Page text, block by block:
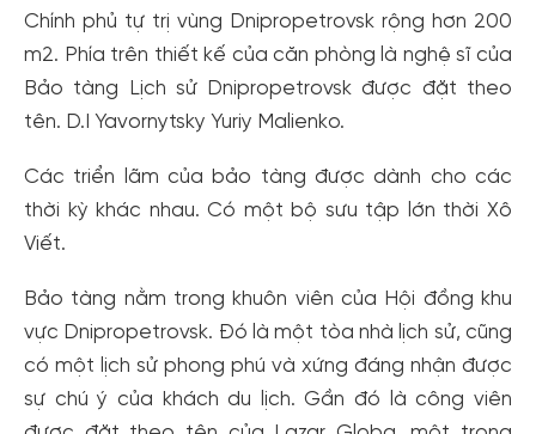
Chính phủ tự trị vùng Dnipropetrovsk rộng hơn 200
m2. Phía trên thiết kế của căn phòng là nghệ sĩ của
Bảo tàng Lịch sử Dnipropetrovsk được đặt theo
tên. D.I Yavornytsky Yuriy Malienko.
Các triển lãm của bảo tàng được dành cho các
thời kỳ khác nhau. Có một bộ sưu tập lớn thời Xô
Viết.
Bảo tàng nằm trong khuôn viên của Hội đồng khu
vực Dnipropetrovsk. Đó là một tòa nhà lịch sử, cũng
có một lịch sử phong phú và xứng đáng nhận được
sự chú ý của khách du lịch. Gần đó là công viên
Tạo tài khoản nhanh - nhận nhiều ưu
Tạo tài khoản để có thểnhận ngay các ưu đãihấp dẫn
dành cho thành viên đến từ các đối tác của Gody.vn dành
cho cộng đồng.
Đăng ký